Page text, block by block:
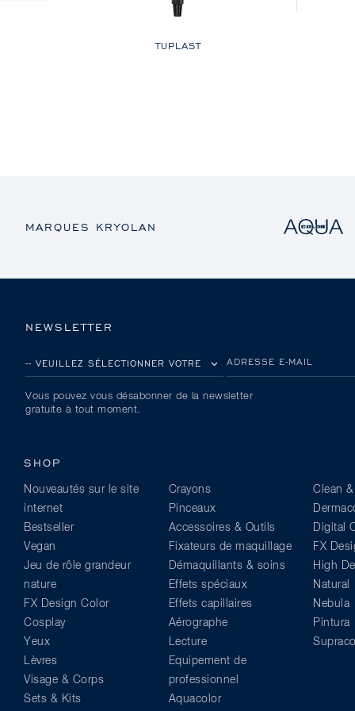
TUPLAST
MARQUES KRYOLAN
NEWSLETTER
VEUILLEZ SÉLECTIONNER VOTRE PAYS
ADRESSE E-MAIL
Vous pouvez vous désabonner de la newsletter
gratuite à tout moment.
SHOP
Nouveautés sur le site
internet
Bestseller
Vegan
Jeu de rôle grandeur
nature
FX Design Color
Cosplay
Yeux
Lèvres
Visage & Corps
Sets & Kits
Crayons
Pinceaux
Accessoires & Outils
Fixateurs de maquillage
Démaquillants & soins
Effets spéciaux
Effets capillaires
Aérographe
Lecture
Equipement de
professionnel
Aquacolor
Clean
Digital
FX
High
Natural
Nebula
Pintura